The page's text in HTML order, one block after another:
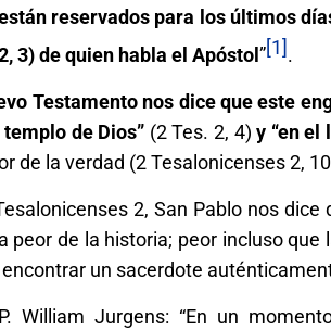
reservados para los últimos
3) de quien habla el Apóstol ”[1].
Testamento nos dice que este
templo de Dios” (2 Tes. 2, 4) y “en el
de la verdad (2 Tesalonicenses 2,
2, San Pablo nos
peor de la historia; peor incluso
un sacerdote
P. William Jurgens: “En un